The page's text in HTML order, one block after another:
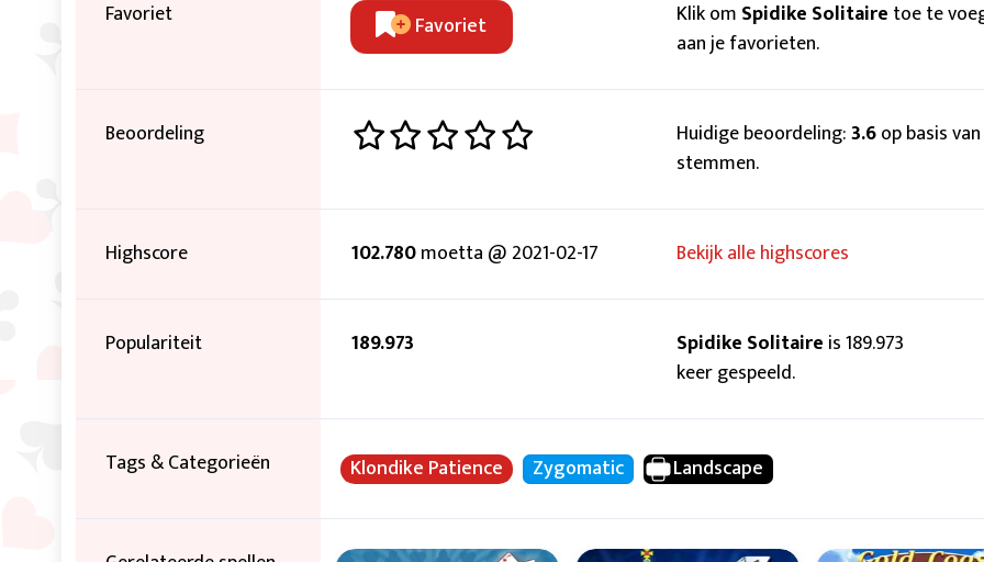
Favoriet Favoriet Klik om Spidike Solitaire toe te
aan je favorieten.
Beoordeling Huidige beoordeling:3.6op basis
stemmen.
Highscore 102.780moetta @ 2021-02-17 Bekijk alle highscores
Populariteit 189.973 Spidike Solitaire is 189.973
keer gespeeld.
Tags & Categorieën Klondike Patience Zygomatic Landscape